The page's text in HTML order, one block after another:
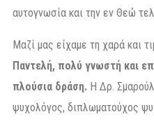
αυτογνωσία και την εν Θεώ
Μαζί μας είχαμε τη χαρά και
Παντελή, πολύ γνωστή και
πλούσια δράση. Η Δρ.
ψυχολόγος, διπλωματούχος